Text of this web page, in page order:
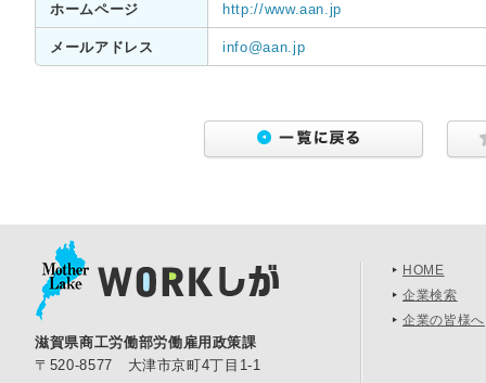
ホームページ http://www.aan.jp
メールアドレス info@aan.jp
滋賀県商工労働部労働雇用政策課
〒520-8577 大津市京町4丁目1-1
HOME
企業検索
企業の皆様へ